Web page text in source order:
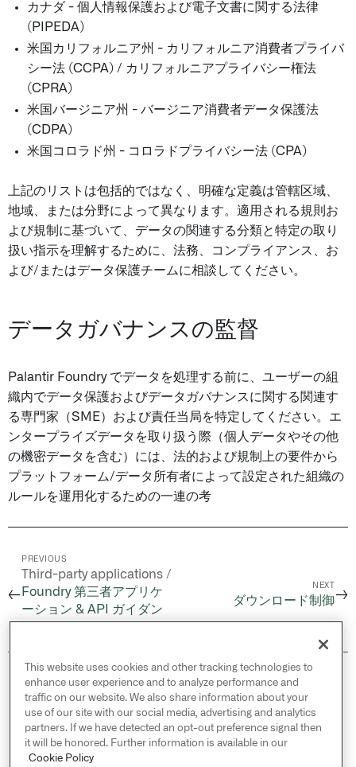
カナダ - 個人情報保護および電子文書に関する法律
(PIPEDA)
米国カリフォルニア州 - カリフォルニア消費者プライバ
シー法 (CCPA) / カリフォルニアプライバシー権法
(CPRA)
米国バージニア州 - バージニア消費者データ保護法
(CDPA)
米国コロラド州 - コロラドプライバシー法 (CPA)
上記のリストは包括的ではなく、明確な定義は管轄区域、
地域、または分野によって異なります。適用される規則お
よび規制に基づいて、データの関連する分類と特定の取り
扱い指示を理解するために、法務、コンプライアンス、お
よび/またはデータ保護チームに相談してください。
データガバナンスの監督
Palantir Foundry でデータを処理する前に、ユーザーの組
織内でデータ保護およびデータガバナンスに関する関連す
る専門家（SME）および責任当局を特定してください。エ
ンタープライズデータを取り扱う際（個人データやその他
の機密データを含む）には、法的および規制上の要件から
プラットフォーム/データ所有者によって設定された組織の
ルールを運用化するための一連の考
←
PREVIOUS
Third-party applications /
Foundry 第三者アプリケ
ーション & API ガイダン
NEXT
ダウンロード制御→
© 2026 Palantir Technologies Inc. All rights
reserved.
Cookies Statement ↗
Privacy Statement ↗
Terms of Use ↗
This website uses cookies and other tracking technologies to
enhance user experience and to analyze performance and
traffic on our website. We also share information about your
use of our site with our social media, advertising and analytics
partners. If we have detected an opt-out preference signal then
it will be honored. Further information is available in our
Cookie Policy